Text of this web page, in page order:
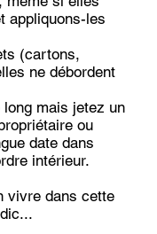
appliquons-les
(cartons,
ne débordent
mais jetez un
ou
date dans
intérieur.
vivre dans cette